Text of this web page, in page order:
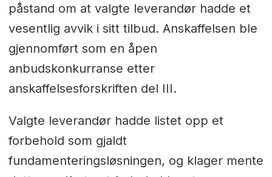
påstand om at valgte leverandør hadde et
vesentlig avvik i sitt tilbud. Anskaffelsen ble
gjennomført som en åpen
anbudskonkurranse etter
anskaffelsesforskriften del III.
Valgte leverandør hadde listet opp et
forbehold som gjaldt
fundamenteringsløsningen, og klager mente